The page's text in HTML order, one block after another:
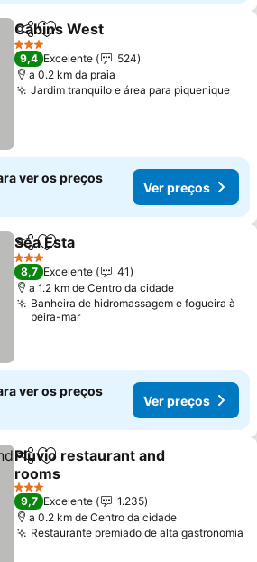
PartilharAdicionar aos favoritos
Cabins West
3 Estrelas
9,4 Excelente
524
a 0.2 km da praia
Jardim tranquilo e área para piqueniqueVer
ver os preços
Ver preços
PartilharAdicionar aos favoritos
Sea Esta
3 Estrelas
8,7 Excelente
41
a 1.2 km de Centro da cidade
Banheira de hidromassagem e fogueira à
beira-mar
ver os preços
Ver preços
PartilharAdicionar aos favoritos
Pluvio restaurant and
rooms
Ver preços
3 Estrelas
9,7 Excelente
1.235
a 0.2 km de Centro da cidade
Restaurante premiado de alta gastronomia